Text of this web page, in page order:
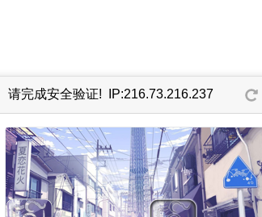
请完成安全验证! IP:216.73.216.237